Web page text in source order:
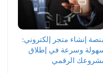
إنشاء متجر إلكتروني:
وسرعة في إطلاق
الرقمي